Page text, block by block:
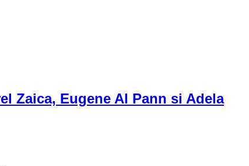
Zaica, Eugene Al Pann si Adela